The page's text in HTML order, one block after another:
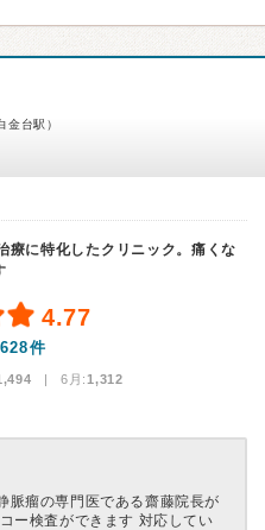
金台駅）
療に特化したクリニック。痛くな
4.77
628件
| 6月:1,312
脈瘤の専門医である齋藤院長が
ー検査ができます 対応してい